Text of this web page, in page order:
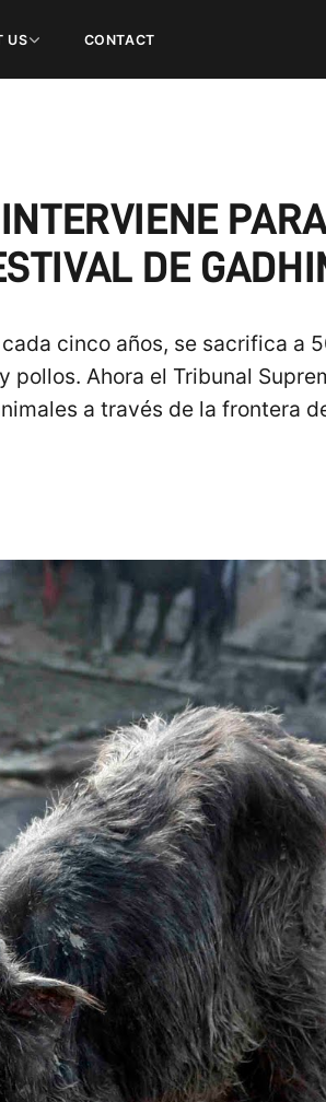
US CONTACT
DE
cinco años, se sacrifica a
Ahora el Tribunal
a través de la frontera